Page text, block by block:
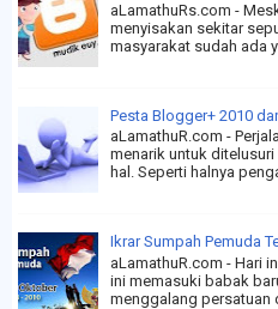
aLamathuRs.com -
menyisakan sekitar
masyarakat sudah ada
Pesta Blogger+ 2010
aLamathuR.com -
menarik untuk
hal. Seperti halnya
Ikrar Sumpah Pemuda
aLamathuR.com - Hari
ini memasuki babak
menggalang persatuan